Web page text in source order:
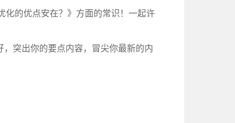
化的优点安在？》方面的常识！一起许
突出你的要点内容，冒尖你最新的内